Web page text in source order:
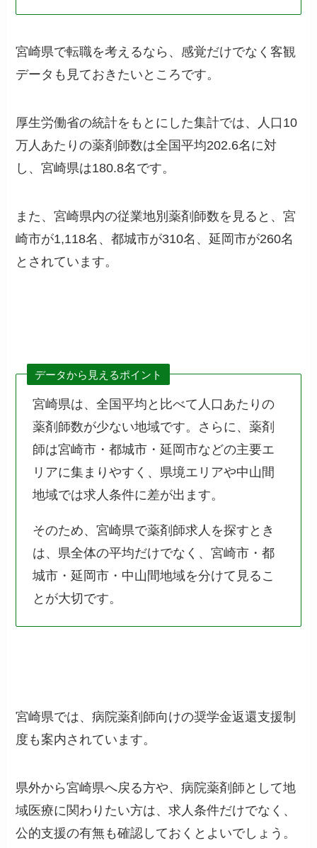
宮崎県で転職を考えるなら、感覚だけでなく客観
データも見ておきたいところです。
厚生労働省の統計をもとにした集計では、人口10
万人あたりの薬剤師数は全国平均202.6名に対
し、宮崎県は180.8名です。
また、宮崎県内の従業地別薬剤師数を見ると、宮
崎市が1,118名、都城市が310名、延岡市が260名
とされています。
データから見えるポイント
宮崎県は、全国平均と比べて人口あたりの
薬剤師数が少ない地域です。さらに、薬剤
師は宮崎市・都城市・延岡市などの主要エ
リアに集まりやすく、県境エリアや中山間
地域では求人条件に差が出ます。
そのため、宮崎県で薬剤師求人を探すとき
は、県全体の平均だけでなく、宮崎市・都
城市・延岡市・中山間地域を分けて見るこ
とが大切です。
宮崎県では、病院薬剤師向けの奨学金返還支援制
度も案内されています。
県外から宮崎県へ戻る方や、病院薬剤師として地
域医療に関わりたい方は、求人条件だけでなく、
公的支援の有無も確認しておくとよいでしょう。